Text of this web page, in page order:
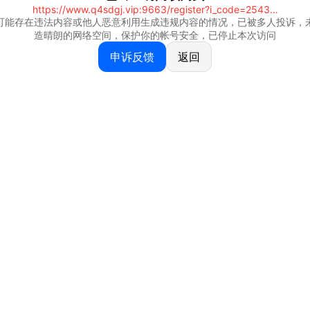
https://www.q4sdgj.vip:9663/register?i_code=25430844
能存在违法内容或他人恶意利用生成违规内容的情况，已被多人投诉，
造晴朗的网络空间，保护你的帐号安全，已停止本次访问
申诉反馈 返回